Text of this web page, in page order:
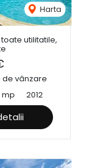
Harta
utilitatile,
de vânzare
mp 2012